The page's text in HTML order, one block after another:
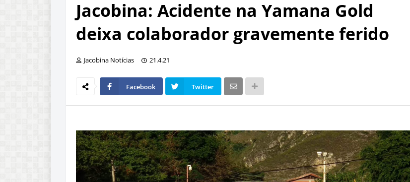
Jacobina: Acidente na Yamana Gold
deixa colaborador gravemente ferido
Jacobina Notícias 21.4.21
Facebook Twitter